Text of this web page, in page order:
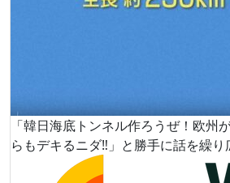
「韓日海底トンネル作ろうぜ！欧州
らもデキるニダ‼️」と勝手に話を繰り